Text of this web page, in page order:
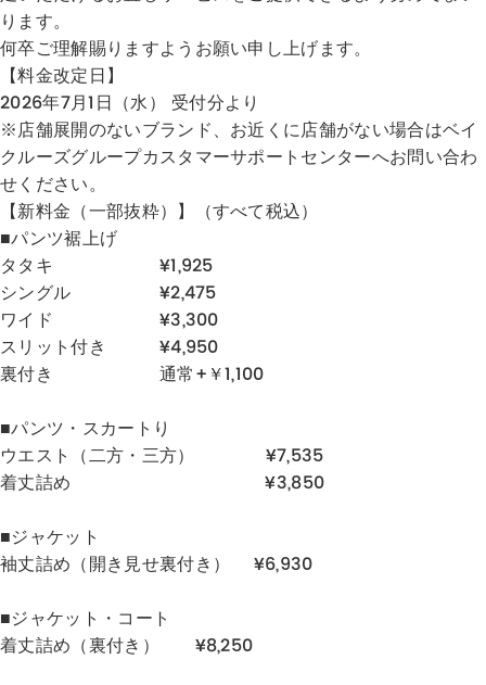
ります。
何卒ご理解賜りますようお願い申し上げます。
【料金改定日】
2026年7月1日（水） 受付分より
※店舗展開のないブランド、お近くに店舗がない場合はベイ
クルーズグループカスタマーサポートセンターへお問い合わ
せください。
【新料金（一部抜粋）】（すべて税込）
■パンツ裾上げ
タタキ ¥1,925
シングル ¥2,475
ワイド ¥3,300
スリット付き ¥4,950
裏付き 通常+￥1,100
■パンツ・スカートり
ウエスト（二方・三方） ¥7,535
着丈詰め ¥3,850
■ジャケット
袖丈詰め（開き見せ裏付き） ¥6,930
■ジャケット・コート
着丈詰め（裏付き） ¥8,250